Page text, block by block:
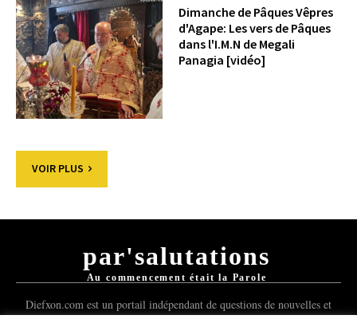
Dimanche de Pâques Vêpres
d'Agape: Les vers de Pâques
dans l'I.M.N de Megali
Panagia [vidéo]
VOIR PLUS
par'salutations
Au commencement était la Parole
Diefxon.com est un portail indépendant de questions de nouvelles et